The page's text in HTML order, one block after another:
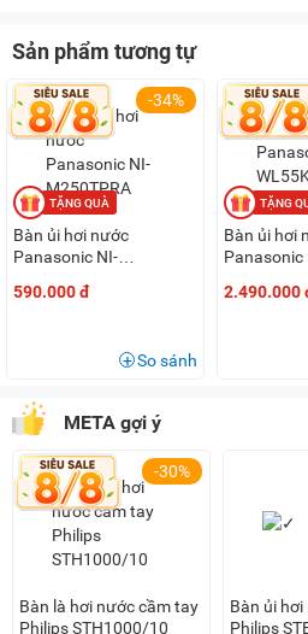
Lưu ý:Hình ảnh sản phẩm chỉ có
sản phẩm, màu sắc có thể thay
tế.
Sản phẩm tương tự
-34%
Bàn ủi hơi nước
Panasonic NI-
590.000 đ
So sánh
Bàn ủi hơi
Panasonic
2.490.000
META gợi ý
-30%
Bàn là hơi nước cầm tay
Philips STH1000/10
Bàn ủi
Philips